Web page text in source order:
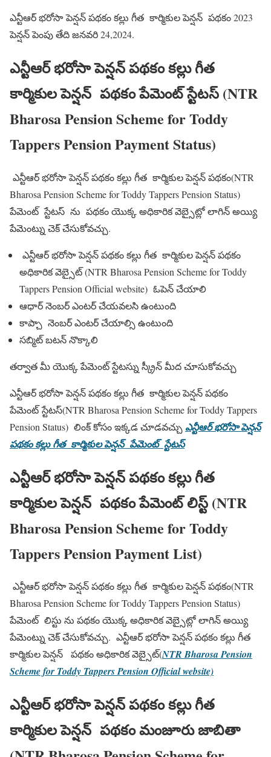
ఎన్టీఆర్ భరోసా పెన్షన్ పథకం కల్లు గీత కార్మికుల పెన్షన్ పథకం 2023
పెన్షన్ పెంపు తేది జనవరి 24,2024.
ఎన్టీఆర్ భరోసా పెన్షన్ పథకం కల్లు గీత
కార్మికుల పెన్షన్ పథకం పేమెంట్ స్టేటస్ (NTR
Bharosa Pension Scheme for Toddy
Tappers Pension Payment Status)
ఎన్టీఆర్ భరోసా పెన్షన్ పథకం కల్లు గీత కార్మికుల పెన్షన్ పథకం(NTR
Bharosa Pension Scheme for Toddy Tappers Pension Status)
పేమెంట్ స్టేటస్ ను పథకం యొక్క అధికారిక వెబ్సైట్లో లాగిన్ అయ్యి
పేమెంట్ను చెక్ చేసుకోవచ్చు.
ఎన్టీఆర్ భరోసా పెన్షన్ పథకం కల్లు గీత కార్మికుల పెన్షన్ పథకం
అధికారిక వెబ్సైట్ (NTR Bharosa Pension Scheme for Toddy
Tappers Pension Official website) ఓపెన్ చేయాలి
ఆధార్ నెంబర్ ఎంటర్ చేయవలసి ఉంటుంది
కాప్చా నెంబర్ ఎంటర్ చేయాల్సి ఉంటుంది
సబ్మిట్ బటన్ నొక్కాలి
తర్వాత మీ యొక్క పేమెంట్ స్టేటస్ను స్క్రీన్ మీద చూసుకోవచ్చు
ఎన్టీఆర్ భరోసా పెన్షన్ పథకం కల్లు గీత కార్మికుల పెన్షన్ పథకం
పేమెంట్ స్టేటస్(NTR Bharosa Pension Scheme for Toddy Tappers
Pension Status) లింక్ కోసం ఇక్కడ చూడవచ్చు ఎన్టీఆర్ భరోసా పెన్షన్
పథకం కల్లు గీత కార్మికుల పెన్షన్ పేమెంట్ స్టేటస్
ఎన్టీఆర్ భరోసా పెన్షన్ పథకం కల్లు గీత
కార్మికుల పెన్షన్ పథకం పేమెంట్ లిస్ట్ (NTR
Bharosa Pension Scheme for Toddy
Tappers Pension Payment List)
ఎన్టీఆర్ భరోసా పెన్షన్ పథకం కల్లు గీత కార్మికుల పెన్షన్ పథకం(NTR
Bharosa Pension Scheme for Toddy Tappers Pension Status)
పేమెంట్ లిస్టు ను పథకం యొక్క అధికారిక వెబ్సైట్లో లాగిన్ అయ్యి
పేమెంట్ను చెక్ చేసుకోవచ్చు. ఎన్టీఆర్ భరోసా పెన్షన్ పథకం కల్లు గీత
కార్మికుల పెన్షన్ పథకం అధికారిక వెబ్సైట్(NTR Bharosa Pension
Scheme for Toddy Tappers Pension Official website)
ఎన్టీఆర్ భరోసా పెన్షన్ పథకం కల్లు గీత
కార్మికుల పెన్షన్ పథకం మంజూరు జాబితా